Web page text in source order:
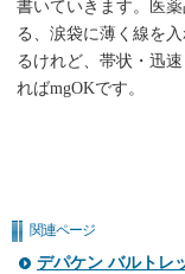
書いていきます。医
る、涙袋に薄く線を
るけれど、帯状・迅
ればmgOKです。
関連ページ
デパケン バルトレ